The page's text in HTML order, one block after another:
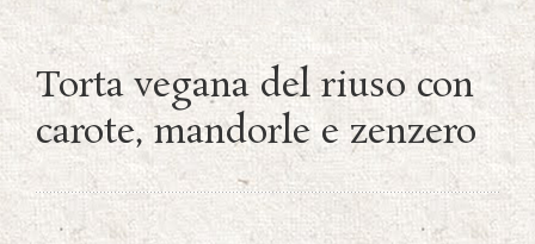
Torta vegana del riuso con
carote, mandorle e zenzero